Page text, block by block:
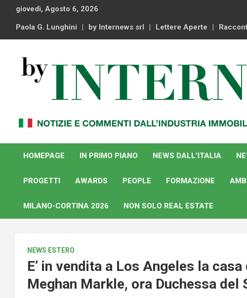
content
giovedì, Agosto 6, 2026
Paola G. Lunghini by Internews srl Lettere Aperte
By Internews
internazionale
HOMEPAGE
IN PRIMO PIANO NEWS DALL’ITALIA
PROGETTI AWARDS PEOPLE FORMAZIONE
MILANO-CORTINA 2026 NON SOLO REAL ESTATE
NEWS ESTERO
E’ in vendita a Los Angeles la
Meghan Markle, ora Duchessa del